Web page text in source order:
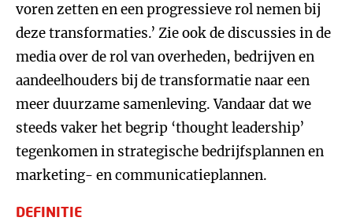
voren zetten en een progressieve rol nemen bij
deze transformaties.’ Zie ook de discussies in de
media over de rol van overheden, bedrijven en
aandeelhouders bij de transformatie naar een
meer duurzame samenleving. Vandaar dat we
steeds vaker het begrip ‘thought leadership’
tegenkomen in strategische bedrijfsplannen en
marketing- en communicatieplannen.
DEFINITIE